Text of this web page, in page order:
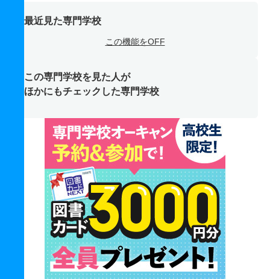
最近見た専門学校
この機能をOFF
この専門学校を見た人が
ほかにもチェックした専門学校